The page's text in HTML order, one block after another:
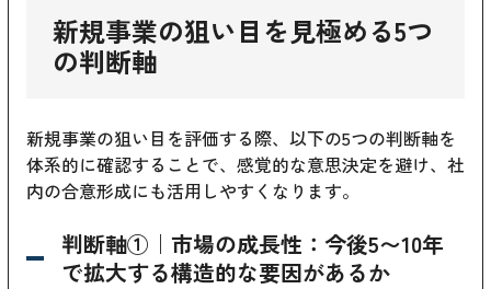
新規事業の狙い目を見極める5つ
の判断軸
新規事業の狙い目を評価する際、以下の5つの判断軸を
体系的に確認することで、感覚的な意思決定を避け、社
内の合意形成にも活用しやすくなります。
判断軸①｜市場の成長性：今後5〜10年
で拡大する構造的な要因があるか